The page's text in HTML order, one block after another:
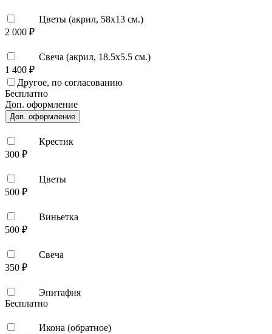
Цветы (акрил, 58х13 см.)
2 000 ₽
Свеча (акрил, 18.5х5.5 см.)
1 400 ₽
Другое, по согласованию
Бесплатно
Доп. оформление
Доп. оформление
Крестик
300 ₽
Цветы
500 ₽
Виньетка
500 ₽
Свеча
350 ₽
Эпитафия
Бесплатно
Икона (обратное)